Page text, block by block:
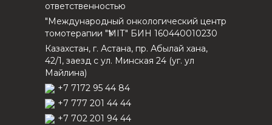
ответственностью
"Международный онкологический центр
томотерапии "ҮМІТ" БИН 160440010230
Казахстан, г. Астана, пр. Абылай хана,
42/1, заезд с ул. Минская 24 (уг. ул
Майлина)
+7 7172 95 44 84
+7 777 201 44 44
+7 702 201 94 44